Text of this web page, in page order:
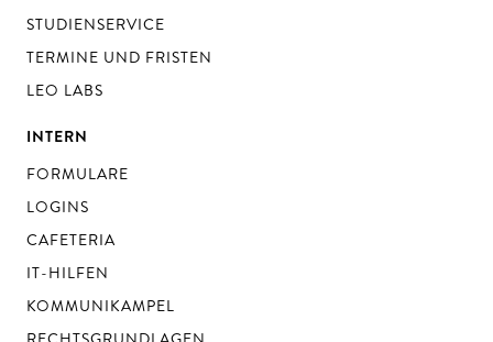
STUDIENSERVICE
TERMINE UND FRISTEN
LEO LABS
INTERN
FORMULARE
LOGINS
CAFETERIA
IT-HILFEN
KOMMUNIKAMPEL